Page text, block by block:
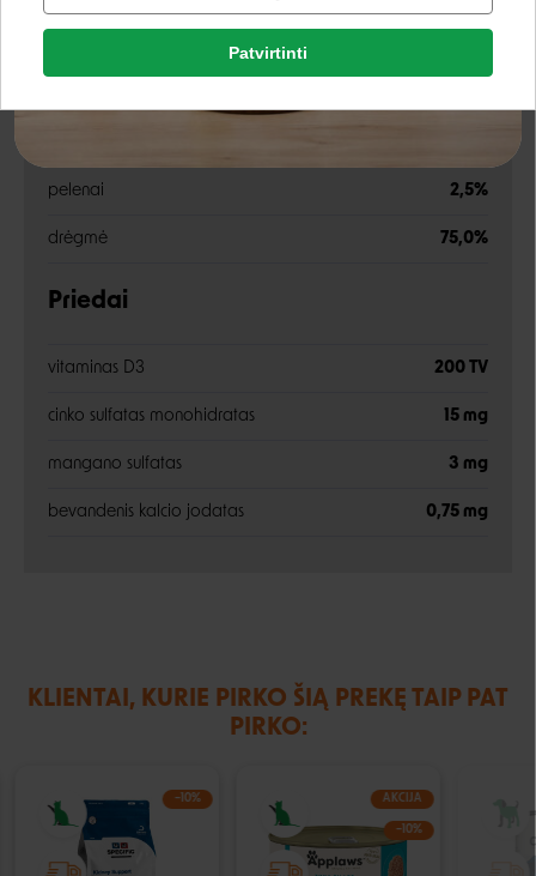
Rašyti atsiliepimą
pelenai 2,5%
drėgmė 75,0%
Priedai
vitaminas D3 200 TV
cinko sulfatas monohidratas 15 mg
mangano sulfatas 3 mg
bevandenis kalcio jodatas 0,75 mg
KLIENTAI, KURIE PIRKO ŠIĄ PREKĘ TAIP PAT
PIRKO:
−10% AKCIJA
−10%
Rašyti atsiliepimą
Facebook
Patvirtinti